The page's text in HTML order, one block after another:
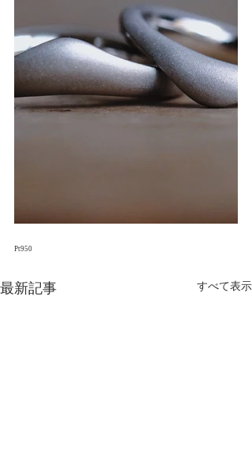
Pt950
最新記事 すべて表示